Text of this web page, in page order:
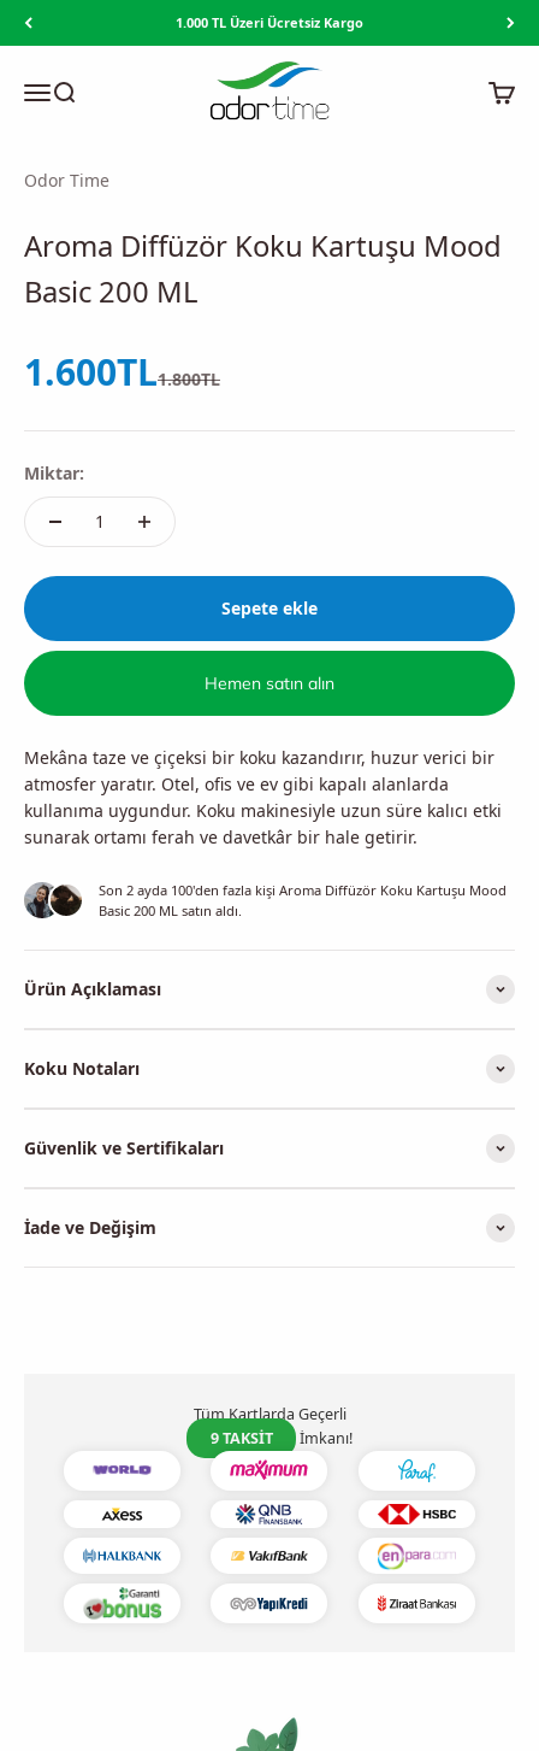
Read
Policy
İçeriğe geç 1.000 TL Üzeri Ücretsiz Kargo
Menü
Ara
Odor Time
Sepet
Odor Time
Aroma Diffüzör Koku Kartuşu Mood
Basic 200 ML
İndirimli fiyat
1.600TLNormal fiyat
1.800TL
Miktar:
Sepete ekle
Hemen satın alın
Mekâna taze ve çiçeksi bir koku kazandırır, huzur verici bir
atmosfer yaratır. Otel, ofis ve ev gibi kapalı alanlarda
kullanıma uygundur. Koku makinesiyle uzun süre kalıcı etki
sunarak ortamı ferah ve davetkâr bir hale getirir.
Son 2 ayda 100'den fazla kişi Aroma Diffüzör Koku Kartuşu Mood
Basic 200 ML satın aldı.
Ürün Açıklaması
Koku Notaları
Güvenlik ve Sertifikaları
İade ve Değişim
Tüm Kartlarda Geçerli
9 TAKSİT
İmkanı!